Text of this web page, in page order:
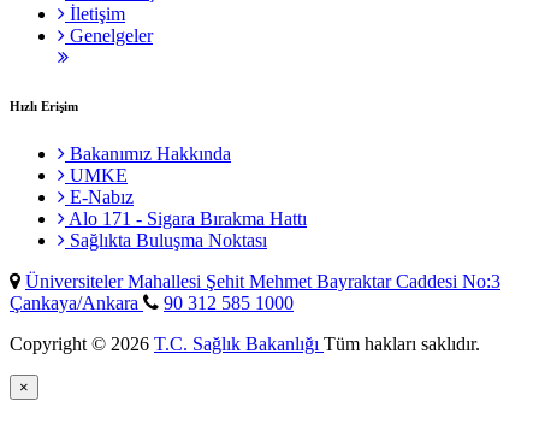
İletişim
Genelgeler
Hızlı Erişim
Bakanımız Hakkında
UMKE
E-Nabız
Alo 171 - Sigara Bırakma Hattı
Sağlıkta Buluşma Noktası
Üniversiteler Mahallesi Şehit Mehmet Bayraktar Caddesi No:3
Çankaya/Ankara
90 312 585 1000
Copyright © 2026 T.C. Sağlık Bakanlığı Tüm hakları saklıdır.
×